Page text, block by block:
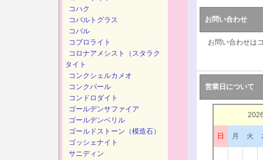
お問い合わせ
お問い合わせは
営業日について
日 月 火
コハク
コバルトグラス
コパル
コブロライト
コロナアメシスト（スタラク
タイト
コンクシェルカメオ
コンクパール
コンドロダイト
ゴールデンサファイア
ゴールデンベリル
ゴールドストーン（模造石）
ゴッシェナイト
サニディン